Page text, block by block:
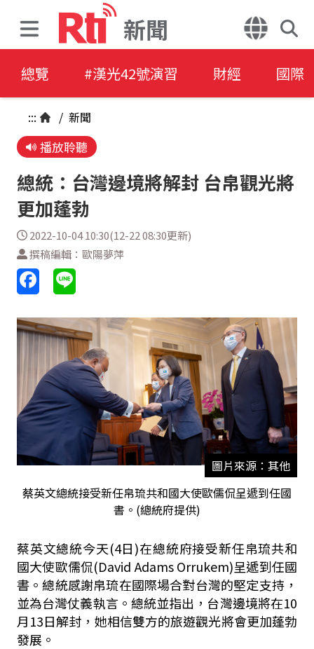
新聞
總覽 #漢光42號演習 財經 國際
::: / 新聞
播放聆聽
總統：台灣邊境將解封 台帛觀光將
更加蓬勃
2022-10-04 10:30(12-22 08:30更新)
撰稿編輯：歐陽夢萍
圖片來源：其他
蔡英文總統接受新任帛琉共和國大使歐儒侃呈遞到任國
書。(總統府提供)
蔡英文總統今天(4日)在總統府接受新任帛琉共和
國大使歐儒侃(David Adams Orrukem)呈遞到任國
書。總統感謝帛琉在國際場合對台灣的堅定支持，
並為台灣仗義執言。總統並指出，台灣邊境將在10
月13日解封，她相信雙方的旅遊觀光將會更加蓬勃
發展。